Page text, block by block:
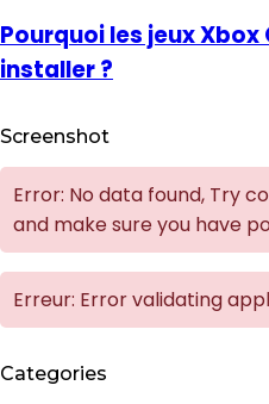
Pourquoi les jeux Xbox
installer ?
Screenshot
Error: No data found, Try
and make sure you have
Erreur: Error validating
Categories